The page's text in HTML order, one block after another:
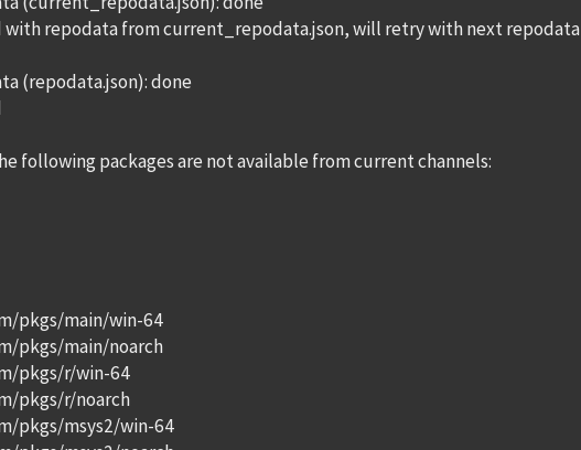
with repodata from current_repodata.json, will retry with next repodata
(repodata.json): done
following packages are not available from current channels:
pkgs/main/win-64
pkgs/main/noarch
pkgs/r/win-64
pkgs/r/noarch
pkgs/msys2/win-64